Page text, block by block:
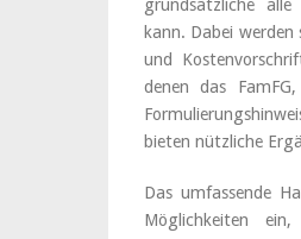
grundsätzliche alle
kann. Dabei werden
und
denen das
bieten nützliche
Das umfassende
Möglichkeiten